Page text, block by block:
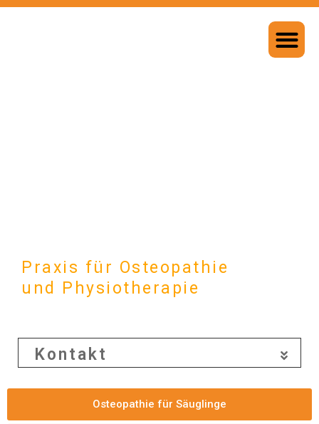
Praxis für Osteopathie
und Physiotherapie
Kontakt
Osteopathie für Säuglinge